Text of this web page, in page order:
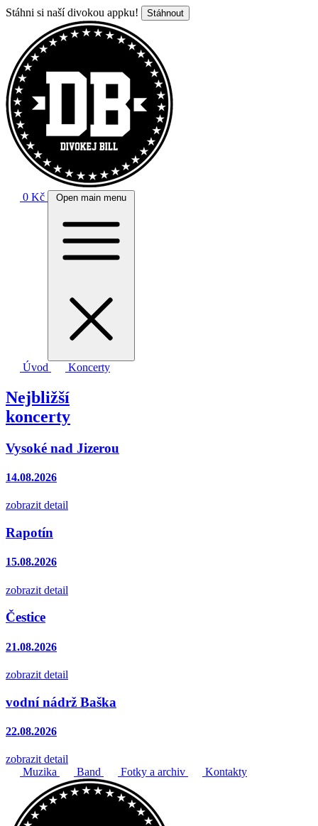
Stáhni si naší divokou appku! Stáhnout
0 Kč Open main menu
Úvod Koncerty
Nejbližší
koncerty
Vysoké nad Jizerou
14.08.2026
zobrazit detail
Rapotín
15.08.2026
zobrazit detail
Čestice
21.08.2026
zobrazit detail
vodní nádrž Baška
22.08.2026
zobrazit detail
Muzika
Band Fotky a archiv Kontakty